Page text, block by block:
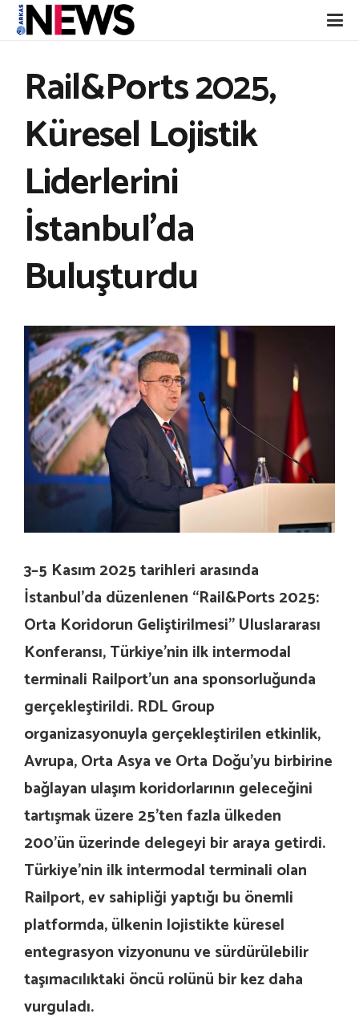
Rail&Ports 2025,
Küresel Lojistik
Liderlerini
İstanbul’da
Buluşturdu
3–5 Kasım 2025 tarihleri arasında
İstanbul’da düzenlenen “Rail&Ports 2025:
Orta Koridorun Geliştirilmesi” Uluslararası
Konferansı, Türkiye’nin ilk intermodal
terminali Railport’un ana sponsorluğunda
gerçekleştirildi. RDL Group
organizasyonuyla gerçekleştirilen etkinlik,
Avrupa, Orta Asya ve Orta Doğu’yu birbirine
bağlayan ulaşım koridorlarının geleceğini
tartışmak üzere 25’ten fazla ülkeden
200’ün üzerinde delegeyi bir araya getirdi.
Türkiye’nin ilk intermodal terminali olan
Railport, ev sahipliği yaptığı bu önemli
platformda, ülkenin lojistikte küresel
entegrasyon vizyonunu ve sürdürülebilir
taşımacılıktaki öncü rolünü bir kez daha
vurguladı.